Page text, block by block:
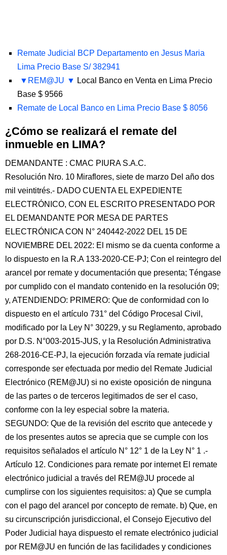
Remate Judicial BCP Departamento en Jesus Maria
Lima Precio Base S/ 382941
REM@JU
Local Banco en Venta en Lima Precio
Base $ 9566
Remate de Local Banco en Lima Precio Base $ 8056
¿Cómo se realizará el remate del
inmueble en LIMA?
DEMANDANTE : CMAC PIURA S.A.C.
Resolución Nro. 10 Miraflores, siete de marzo Del año dos
mil veintitrés.- DADO CUENTA EL EXPEDIENTE
ELECTRÓNICO, CON EL ESCRITO PRESENTADO POR
EL DEMANDANTE POR MESA DE PARTES
ELECTRÓNICA CON N° 240442-2022 DEL 15 DE
NOVIEMBRE DEL 2022: El mismo se da cuenta conforme a
lo dispuesto en la R.A 133-2020-CE-PJ; Con el reintegro del
arancel por remate y documentación que presenta; Téngase
por cumplido con el mandato contenido en la resolución 09;
y, ATENDIENDO: PRIMERO: Que de conformidad con lo
dispuesto en el artículo 731° del Código Procesal Civil,
modificado por la Ley N° 30229, y su Reglamento, aprobado
por D.S. N°003-2015-JUS, y la Resolución Administrativa
268-2016-CE-PJ, la ejecución forzada vía remate judicial
corresponde ser efectuada por medio del Remate Judicial
Electrónico (REM@JU) si no existe oposición de ninguna
de las partes o de terceros legitimados de ser el caso,
conforme con la ley especial sobre la materia.
SEGUNDO: Que de la revisión del escrito que antecede y
de los presentes autos se aprecia que se cumple con los
requisitos señalados el artículo N° 12° 1 de la Ley N° 1 .-
Artículo 12. Condiciones para remate por internet El remate
electrónico judicial a través del REM@JU procede al
cumplirse con los siguientes requisitos: a) Que se cumpla
con el pago del arancel por concepto de remate. b) Que, en
su circunscripción jurisdiccional, el Consejo Ejecutivo del
Poder Judicial haya dispuesto el remate electrónico judicial
por REM@JU en función de las facilidades y condiciones